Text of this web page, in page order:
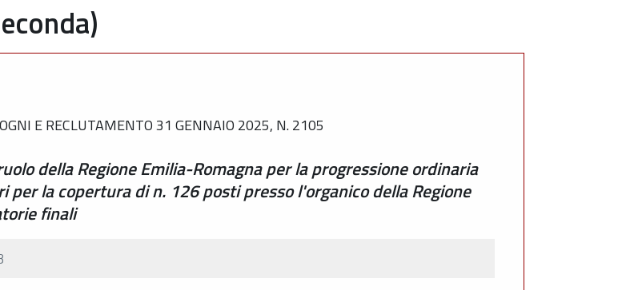
E RECLUTAMENTO 31 GENNAIO 2025, N. 2105
della Regione Emilia-Romagna per la progressione ordinaria
la copertura di n. 126 posti presso l'organico della Regione
finali